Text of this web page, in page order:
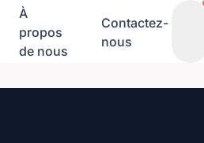
À
propos
de nous
Contactez-
nous